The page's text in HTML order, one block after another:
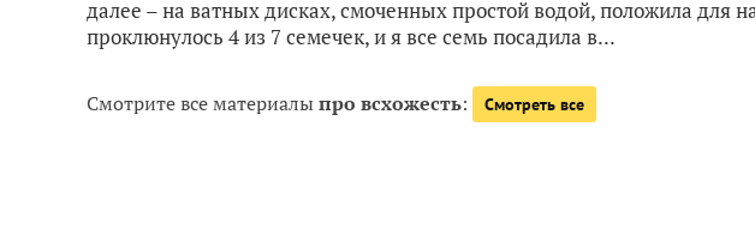
далее – на ватных дисках, смоченных простой водой, положила для
проклюнулось 4 из 7 семечек, и я все семь посадила в...
Смотрите все материалыпро всхожесть: Смотреть все